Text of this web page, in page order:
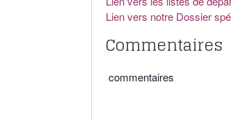
Lien vers notre Dossier
Commentaires
commentaires